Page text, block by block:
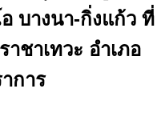
บางนา-กิ่งแก้ว ที่
ชาเทวะ อำเภอ
การ